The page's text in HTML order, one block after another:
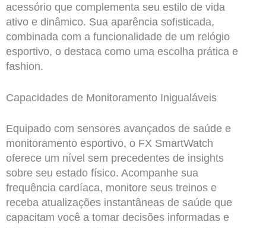
acessório que complementa seu estilo de vida
ativo e dinâmico. Sua aparência sofisticada,
combinada com a funcionalidade de um relógio
esportivo, o destaca como uma escolha prática e
fashion.
Capacidades de Monitoramento Inigualáveis
Equipado com sensores avançados de saúde e
monitoramento esportivo, o FX SmartWatch
oferece um nível sem precedentes de insights
sobre seu estado físico. Acompanhe sua
frequência cardíaca, monitore seus treinos e
receba atualizações instantâneas de saúde que
capacitam você a tomar decisões informadas e